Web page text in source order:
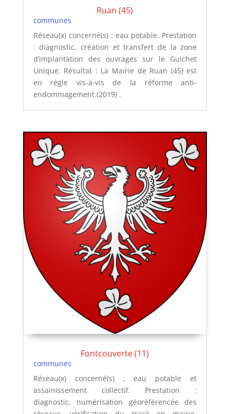
Ruan (45)
communes
Réseau(x) concerné(s) : eau potable. Prestation
: diagnostic, création et transfert de la zone
d’implantation des ouvrages sur le Guichet
Unique. Résultat : La Mairie de Ruan (45) est
en règle vis-à-vis de la réforme anti-
endommagement.(2019) .
Fontcouverte (11)
communes
Réseau(x) concerné(s) : eau potable et
assainissement collectif. Prestation :
diagnostic, numérisation géoréférencée des